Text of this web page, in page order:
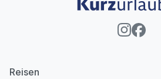
Reisen